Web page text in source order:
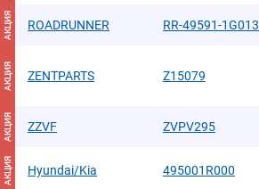
АКЦИЯ ROADRUNNER RR-49591-1G013
АКЦИЯ ZENTPARTS Z15079
АКЦИЯ ZZVF ZVPV295
АКЦИЯ Hyundai/Kia 495001R000